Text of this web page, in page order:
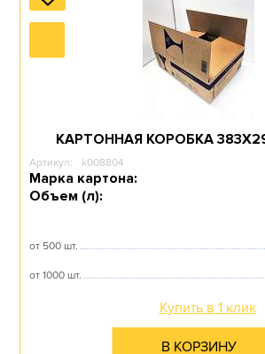
КАРТОННАЯ КОРОБКА
Артикул: k008804
Марка картона:
Объем (л):
от 500 шт.
от 1000 шт.
Купить в 1 клик
В КОРЗИНУ